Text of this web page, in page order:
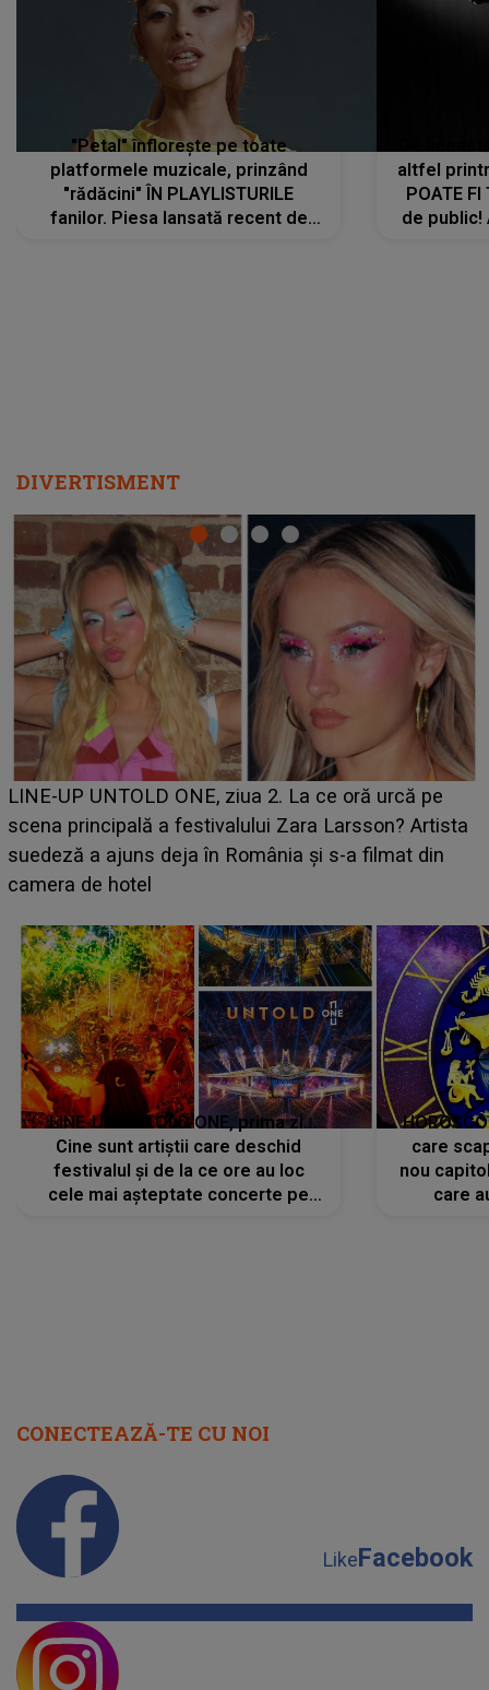
"Petal" înflorește pe toate
platformele muzicale, prinzând
"rădăcini" ÎN PLAYLISTURILE
fanilor. Piesa lansată recent de
altfel
POATE FI
de public!
DIVERTISMENT
Ce a dezvăluit noua concurentă din "Casa Iubirii" l-a
luat prin surprindere pe Emanuel. CINE ESTE
BĂIATUL VIZAT de Alexandra?! Aflându-se în fața
faptului împlinit, A RECUNOSCUT IMEDIAT: "Am
LINE-UP UNTOLD ONE, prima zi.
Cine sunt artiștii care deschid
festivalul și de la ce ore au loc
cele mai așteptate concerte pe
care
nou
care
CONECTEAZĂ-TE CU NOI
LikeFacebook